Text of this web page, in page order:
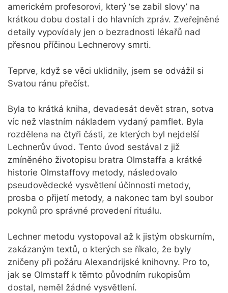
americkém profesorovi, který ‘se zabil slovy’ na
krátkou dobu dostal i do hlavních zpráv. Zveřejněné
detaily vypovídaly jen o bezradnosti lékařů nad
přesnou příčinou Lechnerovy smrti.
Teprve, když se věci uklidnily, jsem se odvážil si
Svatou ránu přečíst.
Byla to krátká kniha, devadesát devět stran, sotva
víc než vlastním nákladem vydaný pamflet. Byla
rozdělena na čtyři části, ze kterých byl nejdelší
Lechnerův úvod. Tento úvod sestával z již
zmíněného životopisu bratra Olmstaffa a krátké
historie Olmstaffovy metody, následovalo
pseudovědecké vysvětlení účinnosti metody,
prosba o přijetí metody, a nakonec tam byl soubor
pokynů pro správné provedení rituálu.
Lechner metodu vystopoval až k jistým obskurním,
zakázaným textů, o kterých se říkalo, že byly
zničeny při požáru Alexandrijské knihovny. Pro to,
jak se Olmstaff k těmto původním rukopisům
dostal, neměl žádné vysvětlení.